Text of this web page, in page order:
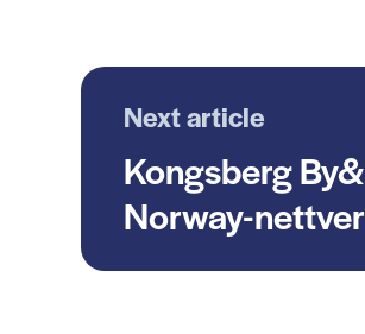
Next article
Kongsberg
Norway-